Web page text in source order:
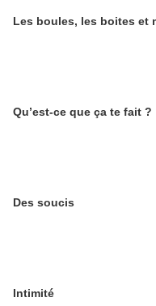
Les boules, les boites et
Qu’est-ce que ça te fait ?
Des soucis
Intimité